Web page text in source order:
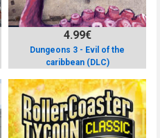
Dungeons 3 - Evil of the
caribbean (DLC)
4.99€